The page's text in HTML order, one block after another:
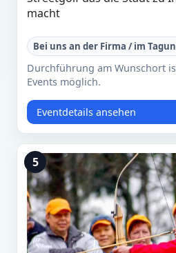
macht
Bei uns an der Firma / im
Durchführung am Wunschort
Events möglich.
Eventdetails ansehen
5